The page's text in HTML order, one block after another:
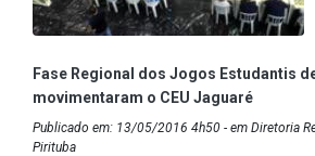
Fase Regional dos Jogos Estudantis
movimentaram o CEU Jaguaré
Publicado em: 13/05/2016 4h50 - em Diretoria
Pirituba